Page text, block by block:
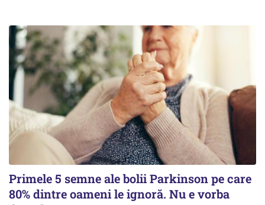
Primele 5 semne ale bolii Parkinson pe care
80% dintre oameni le ignoră. Nu e vorba